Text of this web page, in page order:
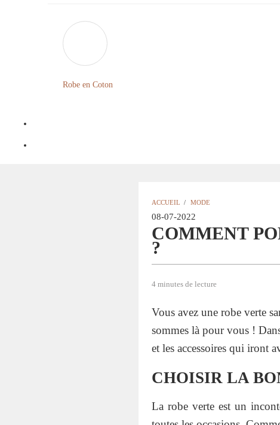
Robe en Coton
ACCUEIL / MODE
08-07-2022
COMMENT
?
4 minutes de lecture
Vous avez une robe verte
sommes là pour vous !
et les accessoires qui iront
CHOISIR LA
La robe verte est un